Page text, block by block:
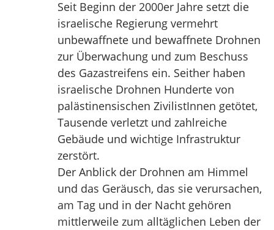
Seit Beginn der 2000er Jahre setzt die
israelische Regierung vermehrt
unbewaffnete und bewaffnete Drohnen
zur Überwachung und zum Beschuss
des Gazastreifens ein. Seither haben
israelische Drohnen Hunderte von
palästinensischen ZivilistInnen getötet,
Tausende verletzt und zahlreiche
Gebäude und wichtige Infrastruktur
zerstört.
Der Anblick der Drohnen am Himmel
und das Geräusch, das sie verursachen,
am Tag und in der Nacht gehören
mittlerweile zum alltäglichen Leben der